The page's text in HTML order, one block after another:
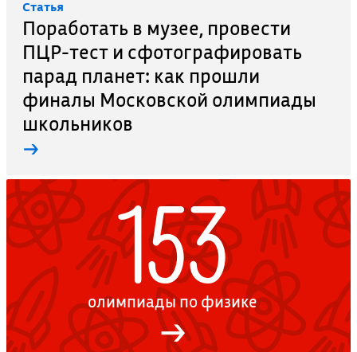
Cтатья
Поработать в музее, провести
ПЦР-тест и сфотографировать
парад планет: как прошли
финалы Московской олимпиады
школьников
→
153
олимпиады по физике
→